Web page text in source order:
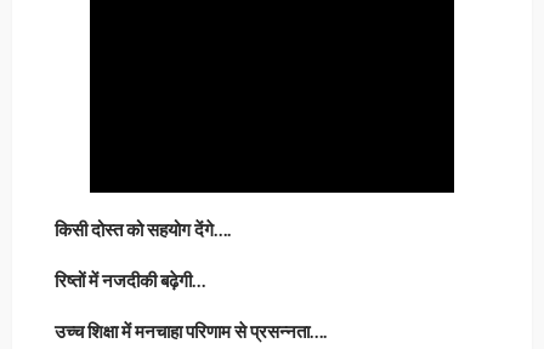
किसी दोस्त को सहयोग देंगे….
रिष्तों में नजदीकी बढ़ेगी…
उच्च शिक्षा में मनचाहा परिणाम से प्रसन्नता….